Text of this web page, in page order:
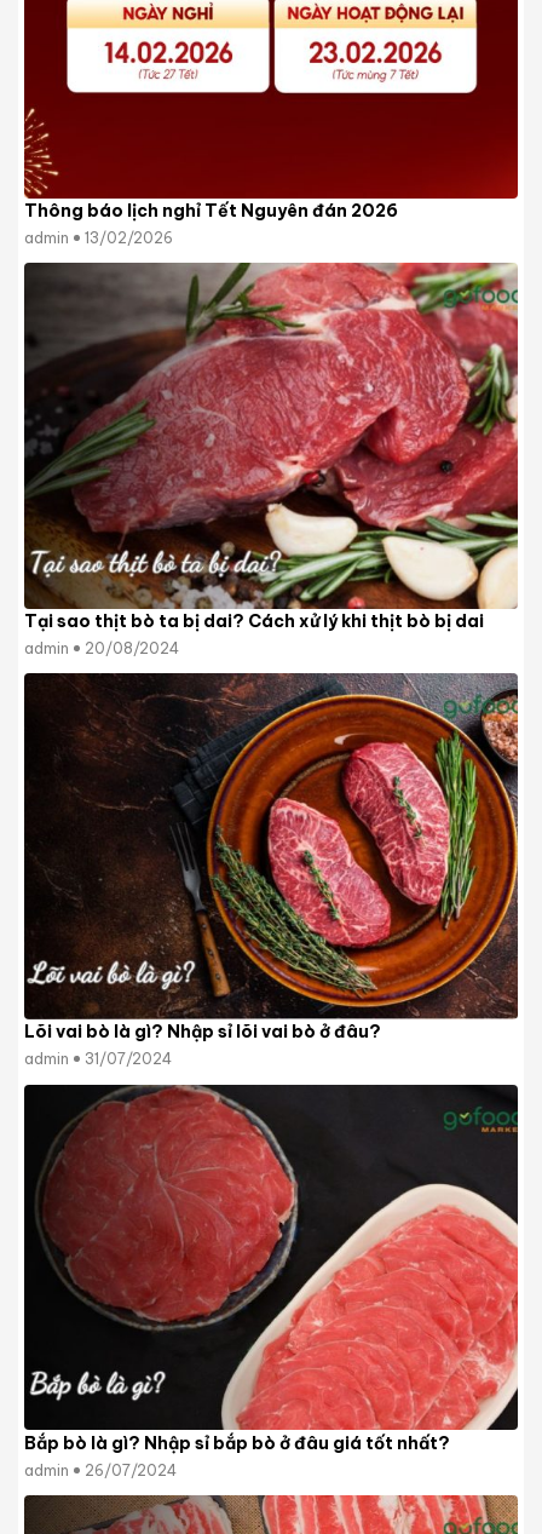
Thông báo lịch nghỉ Tết Nguyên đán 2026
admin 13/02/2026
Tại sao thịt bò ta bị dai? Cách xử lý khi thịt bò bị dai
admin 20/08/2024
Lõi vai bò là gì? Nhập sỉ lõi vai bò ở đâu?
admin 31/07/2024
Bắp bò là gì? Nhập sỉ bắp bò ở đâu giá tốt nhất?
admin 26/07/2024